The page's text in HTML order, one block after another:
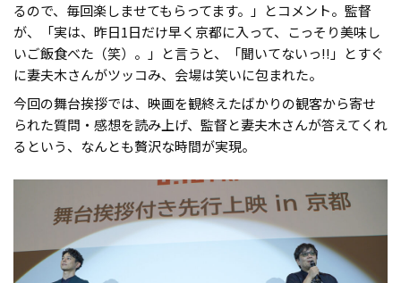
るので、毎回楽しませてもらってます。」とコメント。監督
が、「実は、昨日1日だけ早く京都に入って、こっそり美味し
いご飯食べた（笑）。」と言うと、「聞いてないっ!!」とすぐ
に妻夫木さんがツッコみ、会場は笑いに包まれた。
今回の舞台挨拶では、映画を観終えたばかりの観客から寄せ
られた質問・感想を読み上げ、監督と妻夫木さんが答えてくれ
るという、なんとも贅沢な時間が実現。